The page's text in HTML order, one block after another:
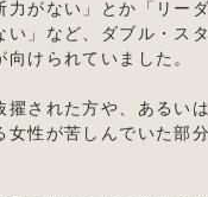
力がない」とか「リー
い」など、ダブル・ス
向けられていました。
擢された方や、あるい
女性が苦しんでいた部